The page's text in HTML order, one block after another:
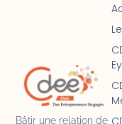
Bâtir une relation de